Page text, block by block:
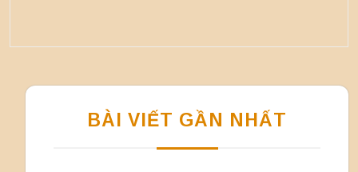
BÀI VIẾT GẦN NHẤT